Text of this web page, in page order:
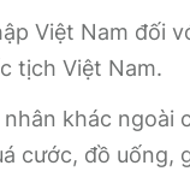
Việt Nam đối
tịch Việt Nam.
nhân khác ngoài
cước, đồ uống,